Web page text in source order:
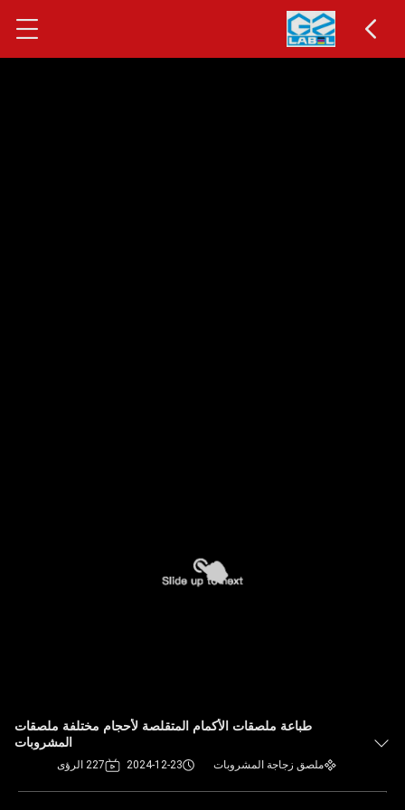
طباعة ملصقات الأكمام المتقلصة لأحجام مختلفة ملصقات
المشروبات
ملصق زجاجة المشروبات 2024-12-23 227 الرؤى